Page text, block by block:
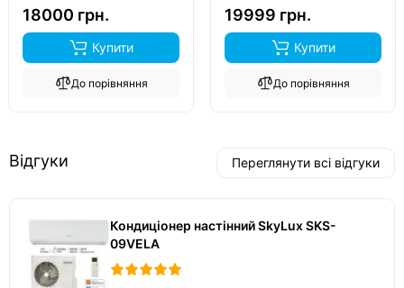
18000 грн.
Купити
До порівняння
19999 грн.
Купити
До порівняння
Відгуки Переглянути всі відгуки
Кондиціонер настінний SkyLux SKS-
09VELA